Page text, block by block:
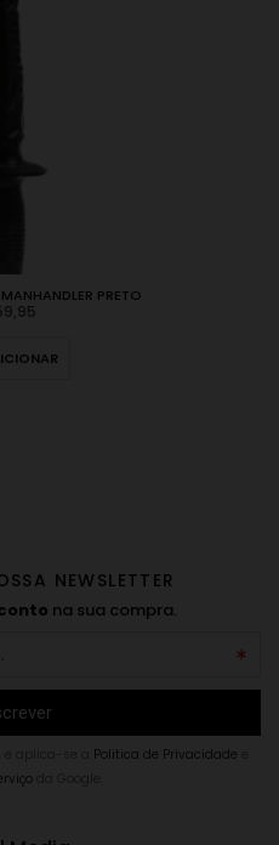
PRETO
NEWSLETTER
na sua compra.
Politica de Privacidade
da Google.